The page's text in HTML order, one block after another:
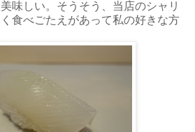
味しい。そうそう、当店のシャリ
食べごたえがあって私の好きな方